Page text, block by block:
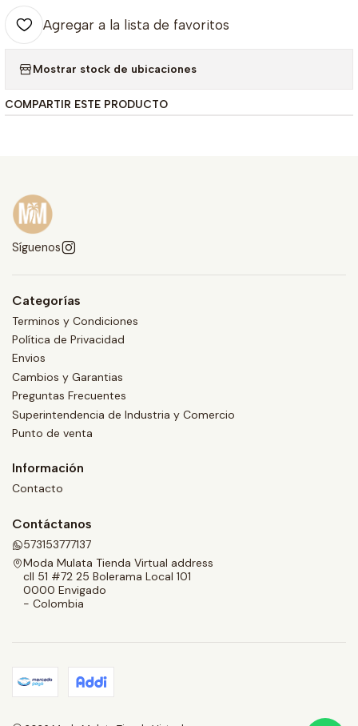
Agregar a la lista de favoritos
Mostrar stock de ubicaciones
COMPARTIR ESTE PRODUCTO
Síguenos
Categorías
Terminos y Condiciones
Política de Privacidad
Envios
Cambios y Garantias
Preguntas Frecuentes
Superintendencia de Industria y Comercio
Punto de venta
Información
Contacto
Contáctanos
573153777137
Moda Mulata Tienda Virtual address
cll 51 #72 25 Bolerama Local 101
0000 Envigado
- Colombia